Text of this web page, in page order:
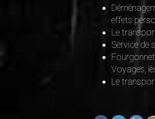
effets
Le
Service de
Voyages,
Le